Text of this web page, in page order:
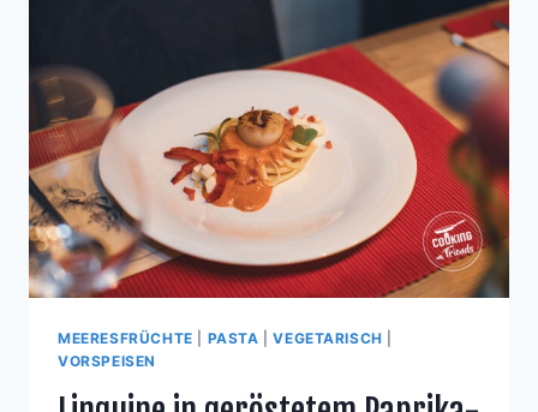
MEERESFRÜCHTE PASTA |VEGETARISCH
VORSPEISEN